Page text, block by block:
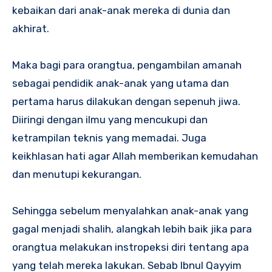
kebaikan dari anak-anak mereka di dunia dan
akhirat.
Maka bagi para orangtua, pengambilan amanah
sebagai pendidik anak-anak yang utama dan
pertama harus dilakukan dengan sepenuh jiwa.
Diiringi dengan ilmu yang mencukupi dan
ketrampilan teknis yang memadai. Juga
keikhlasan hati agar Allah memberikan kemudahan
dan menutupi kekurangan.
Sehingga sebelum menyalahkan anak-anak yang
gagal menjadi shalih, alangkah lebih baik jika para
orangtua melakukan instropeksi diri tentang apa
yang telah mereka lakukan. Sebab Ibnul Qayyim